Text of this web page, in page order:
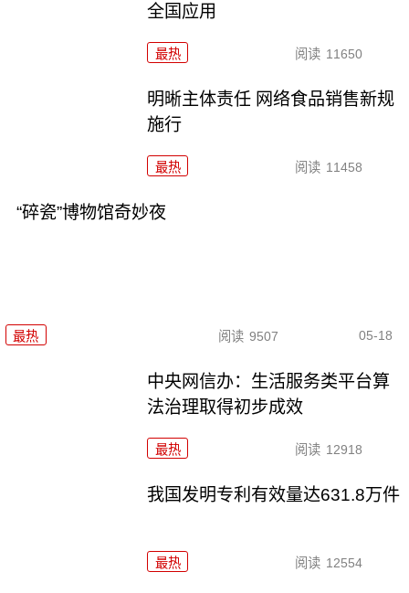
全国应用
最热 阅读 11650
明晰主体责任 网络食品销售新规
施行
最热 阅读 11458
“碎瓷”博物馆奇妙夜
最热 阅读 9507 05-18
中央网信办：生活服务类平台算
法治理取得初步成效
最热 阅读 12918
我国发明专利有效量达631.8万件
最热 阅读 12554